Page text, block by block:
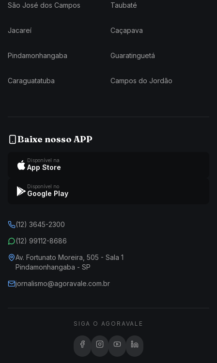
São José dos Campos Taubaté
Jacareí Caçapava
Pindamonhangaba Guaratinguetá
Caraguatatuba Campos do Jordão
Baixe nosso APP
Disponível na
App Store
Disponível no
Google Play
(12) 3645-2300
(12) 99112-8686
Av. Fortunato Moreira, 505 - Sala 1
Pindamonhangaba - SP
jornalismo@agoravale.com.br
SIGA O AGORAVALE